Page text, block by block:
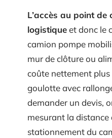
L’accès au point
logistiqueet donc le
camion pompe
mur de clôture ou
coûte nettement plus
goulotte avec
demander un devis,
mesurant la distance
stationnement du